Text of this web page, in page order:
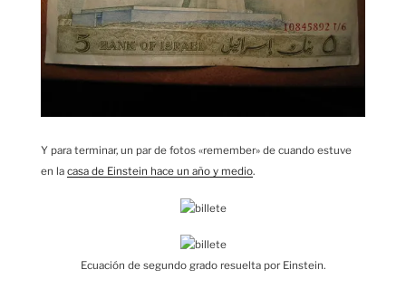
Y para terminar, un par de fotos «remember» de cuando estuve
en la casa de Einstein hace un año y medio.
Ecuación de segundo grado resuelta por Einstein.